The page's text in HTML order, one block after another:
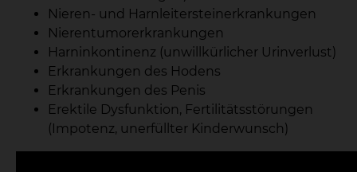
Nieren- und Harnleitersteinerkrankungen
Nierentumorerkrankungen
Harninkontinenz (unwillkürlicher Urinverlust)
Erkrankungen des Hodens
Erkrankungen des Penis
Erektile Dysfunktion, Fertilitätsstörungen
(Impotenz, unerfüllter Kinderwunsch)